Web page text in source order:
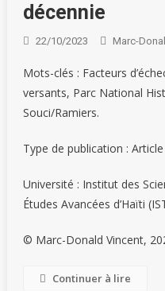
décennie
22/10/2023 Marc-
Mots-clés : Facteurs
versants, Parc National
Souci/Ramiers.
Type de publication :
Université : Institut des
Études Avancées d’Haïti
© Marc-Donald Vincent,
Continuer à lire